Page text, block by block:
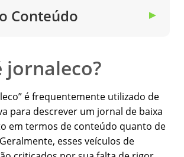
Conteúdo ▼
jornaleco?
é frequentemente utilizado de
para descrever um jornal de baixa
em termos de conteúdo quanto de
esses veículos de